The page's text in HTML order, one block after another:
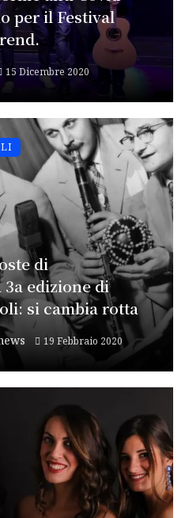
per il Festival
15 Dicembre 2020
di
edizione di
si cambia rotta
19 Febbraio 2020